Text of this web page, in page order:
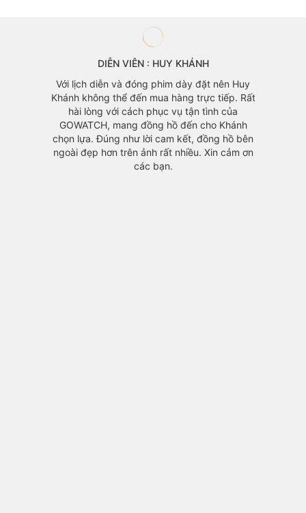
DIỄN VIÊN : HUY KHÁNH
Với lịch diễn và đóng phim dày đặt nên Huy
Khánh không thể đến mua hàng trực tiếp. Rất
hài lòng với cách phục vụ tận tình của
GOWATCH, mang đồng hồ đến cho Khánh
chọn lựa. Đúng như lời cam kết, đồng hồ bên
ngoài đẹp hơn trên ảnh rất nhiều. Xin cảm ơn
các bạn.